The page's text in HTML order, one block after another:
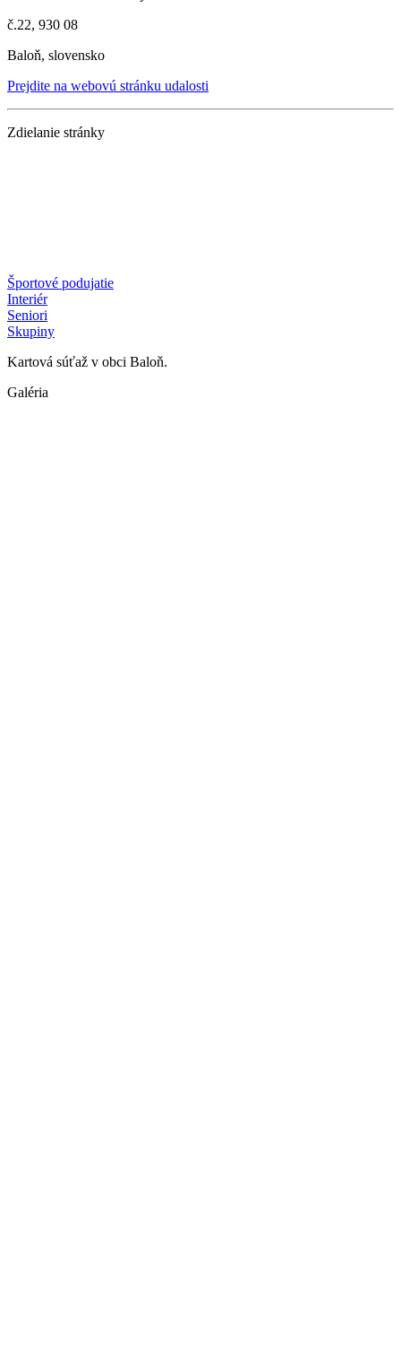
č.22, 930 08
Baloň, slovensko
Prejdite na webovú stránku udalosti
Zdielanie stránky
Športové podujatie
Interiér
Seniori
Skupiny
Kartová súťaž v obci Baloň.
Galéria